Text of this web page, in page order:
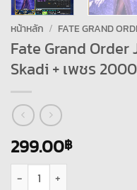
หน้าหลัก / FATE GRAND
Fate Grand Order
Skadi + เพชร
299.00฿
จำนวน Fate Grand Order JP